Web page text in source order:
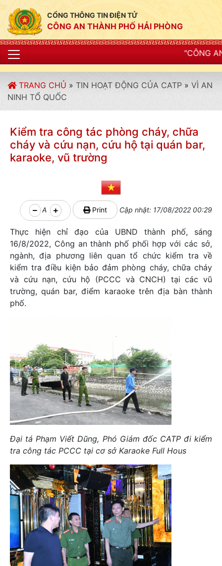
CỔNG THÔNG TIN ĐIỆN TỬ
CÔNG AN THÀNH PHỐ HẢI PHÒNG
"CÔNG AN THÀNH PHỐ
TRANG CHỦ » TIN HOẠT ĐỘNG CỦA CATP » VÌ AN
NINH TỔ QUỐC
Kiểm tra công tác phòng cháy, chữa
cháy và cứu nạn, cứu hộ tại quán bar,
karaoke, vũ trường
A Print Cập nhật: 17/08/2022 00:29
Thực hiện chỉ đạo của UBND thành phố, sáng
16/8/2022, Công an thành phố phối hợp với các sở,
ngành, địa phương liên quan tổ chức kiểm tra về
kiểm tra điều kiện bảo đảm phòng cháy, chữa cháy
và cứu nạn, cứu hộ (PCCC và CNCH) tại các vũ
trường, quán bar, điểm karaoke trên địa bàn thành
phố.
Đại tá Phạm Viết Dũng, Phó Giám đốc CATP đi kiểm
tra công tác PCCC tại cơ sở Karaoke Full Hous